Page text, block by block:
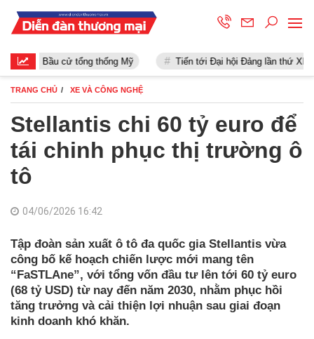
Bầu cử tổng thống Mỹ Tiến tới Đại hội Đảng lần thứ XIII
TRANG CHỦ XE VÀ CÔNG NGHỆ
Stellantis chi 60 tỷ euro để
tái chinh phục thị trường ô
tô
04/06/2026 16:42
Tập đoàn sản xuất ô tô đa quốc gia Stellantis vừa
công bố kế hoạch chiến lược mới mang tên
“FaSTLAne”, với tổng vốn đầu tư lên tới 60 tỷ euro
(68 tỷ USD) từ nay đến năm 2030, nhằm phục hồi
tăng trưởng và cải thiện lợi nhuận sau giai đoạn
kinh doanh khó khăn.